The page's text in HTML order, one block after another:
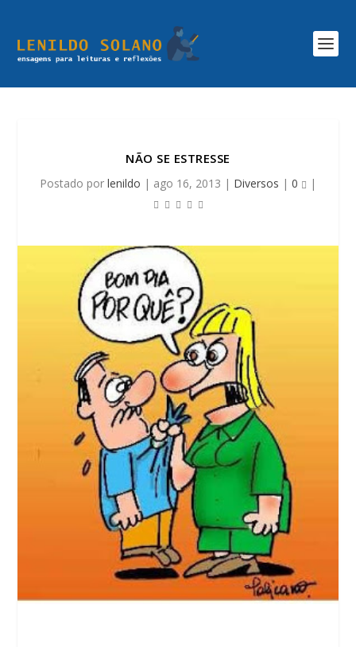
NÃO SE ESTRESSE
Postado por lenildo | ago 16, 2013 | Diversos | 0 |